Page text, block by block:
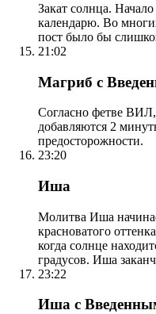
Закат солнца.
календарю. Во
пост было бы
21:02
Магриб с
Согласно фетве
добавляются 2
предосторожности.
23:20
Иша
Молитва Иша
красноватого
когда солнце
градусов. Иша
23:22
Иша с